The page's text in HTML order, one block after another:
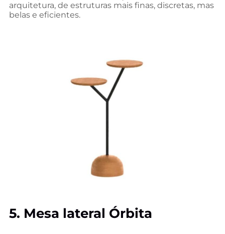
arquitetura, de estruturas mais finas, discretas, mas
belas e eficientes.
5. Mesa lateral Órbita